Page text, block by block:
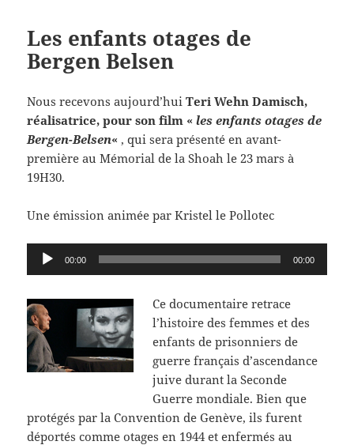
Les enfants otages de
Bergen Belsen
Nous recevons aujourd’huiTeri Wehn Damisch,
réalisatrice, pour son film «les enfants otages de
Bergen-Belsen« , qui sera présenté en avant-
première au Mémorial de la Shoah le 23 mars à
19H30.
Une émission animée par Kristel le Pollotec
Lecteur 00:00 00:00
Ce documentaire retrace
l’histoire des femmes et des
enfants de prisonniers de
guerre français d’ascendance
juive durant la Seconde
Guerre mondiale. Bien que
protégés par la Convention de Genève, ils furent
déportés comme otages en 1944 et enfermés au